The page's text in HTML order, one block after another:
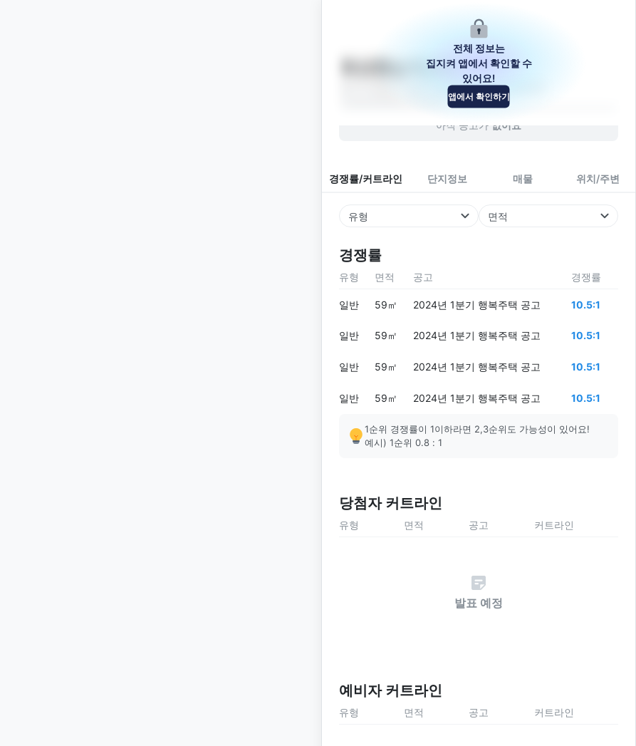
화성향남 6단지
경기도 화성시 만세구 향남읍 행정남로 99-16
아직 공고가 없어요
경쟁률/커트라인 단지정보 매물 위치/주변
유형 면적
경쟁률
전체 정보는
집지켜 앱에서 확인할 수
있어요!
앱에서 확인하기
유형 면적 공고 경쟁률
일반 59㎡ 2024년 1분기 행복주택 공고 10.5:1
일반 59㎡ 2024년 1분기 행복주택 공고 10.5:1
일반 59㎡ 2024년 1분기 행복주택 공고 10.5:1
일반 59㎡ 2024년 1분기 행복주택 공고 10.5:1
1순위 경쟁률이 1이하라면 2,3순위도 가능성이 있어요!
예시) 1순위 0.8 : 1
당첨자 커트라인
유형 면적 공고 커트라인
발표 예정
예비자 커트라인
유형 면적 공고 커트라인